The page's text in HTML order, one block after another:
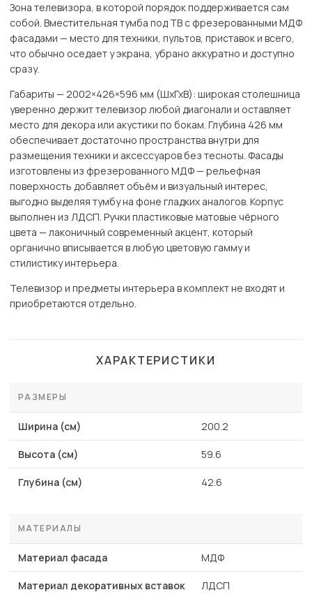
Зона телевизора, в которой порядок поддерживается сам
собой. Вместительная тумба под ТВ с фрезерованными МДФ
фасадами — место для техники, пультов, приставок и всего,
что обычно оседает у экрана, убрано аккуратно и доступно
сразу.
Габариты — 2002×426×596 мм (ШхГхВ): широкая столешница
уверенно держит телевизор любой диагонали и оставляет
место для декора или акустики по бокам. Глубина 426 мм
обеспечивает достаточно пространства внутри для
размещения техники и аксессуаров без тесноты. Фасады
изготовлены из фрезерованного МДФ — рельефная
поверхность добавляет объём и визуальный интерес,
выгодно выделяя тумбу на фоне гладких аналогов. Корпус
выполнен из ЛДСП. Ручки пластиковые матовые чёрного
цвета — лаконичный современный акцент, который
органично вписывается в любую цветовую гамму и
стилистику интерьера.
Телевизор и предметы интерьера в комплект не входят и
приобретаются отдельно.
ХАРАКТЕРИСТИКИ
РАЗМЕРЫ
Ширина (см) 200.2
Высота (см) 59.6
Глубина (см) 42.6
МАТЕРИАЛЫ
Материал фасада МДФ
Материал декоративных вставок ЛДСП